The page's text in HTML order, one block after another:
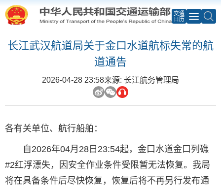
交通
日历
长江武汉航道局关于金口水道航标失常的航
道通告
2026-04-28 23:58来源: 长江航务管理局
各有关单位、航行船舶：
自2026年04月28日23:54起，金口水道金口列礁
#2红浮漂失，因安全作业条件受限暂无法恢复。我局
将在具备条件后尽快恢复，恢复后将不再另行发布通